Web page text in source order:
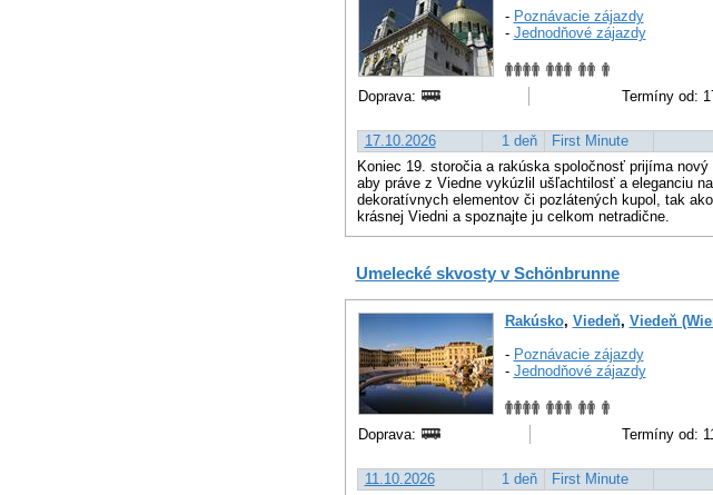
- Poznávacie zájazdy
- Jednodňové zájazdy
Doprava:
Termíny od:
17.10.2026 1 deň First Minute
Koniec 19. storočia a rakúska spoločnosť prijíma
aby práve z Viedne vykúzlil ušľachtilosť a eleganciu
dekoratívnych elementov či pozlátených kupol, tak
krásnej Viedni a spoznajte ju celkom netradične.
Umelecké skvosty v Schönbrunne
Rakúsko, Viedeň, Viedeň
- Poznávacie zájazdy
- Jednodňové zájazdy
Doprava:
Termíny od:
11.10.2026 1 deň First Minute